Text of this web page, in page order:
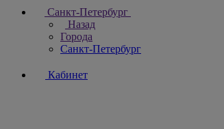
Санкт-Петербург
Назад
Города
Санкт-Петербург
Кабинет